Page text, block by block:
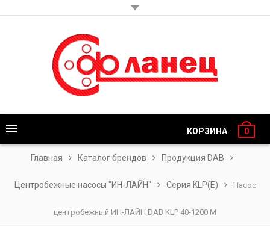
КОРЗИНА 0
Главная Каталог брендов Продукция DAB
Центробежные насосы "ИН-ЛАЙН" Серия KLP(Е) Насос
центробежный ИН-ЛАЙН DAB KLP 40-1200 M